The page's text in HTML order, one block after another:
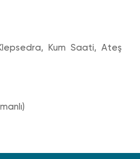
Kum Saati, Ateş